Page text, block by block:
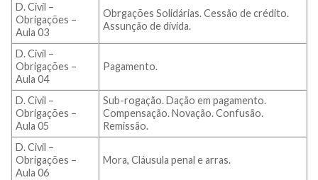
D. Civil –
Obrigações –
Aula 03
Obrgações Solidárias. Cessão de crédito.
Assunção de dívida.
D. Civil –
Obrigações –
Aula 04
Pagamento.
D. Civil –
Obrigações –
Aula 05
Sub-rogação. Dação em pagamento.
Compensação. Novação. Confusão.
Remissão.
D. Civil –
Obrigações –
Aula 06
Mora, Cláusula penal e arras.